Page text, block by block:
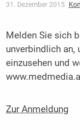
31. Dezember 2015
Melden Sie sich
unverbindlich an,
einzusehen und
Zur Anmeldung